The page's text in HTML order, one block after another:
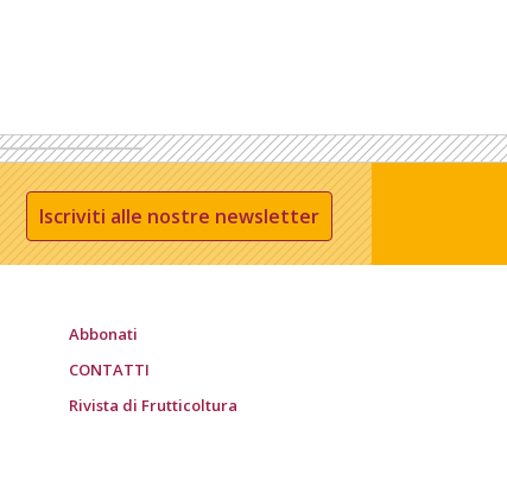
Iscriviti alle nostre newsletter
Abbonati
CONTATTI
Rivista di Frutticoltura